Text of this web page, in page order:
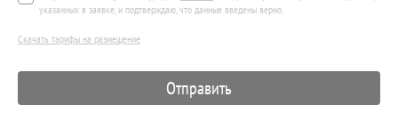
указанных в заявке, и подтверждаю, что данные введены верно.
Скачать тарифы на размещение